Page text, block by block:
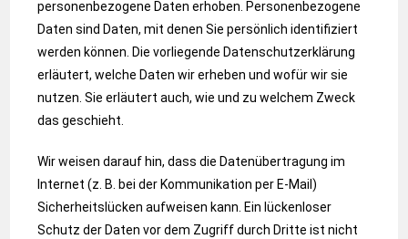
personenbezogene Daten erhoben. Personenbezogene
Daten sind Daten, mit denen Sie persönlich identifiziert
werden können. Die vorliegende Datenschutzerklärung
erläutert, welche Daten wir erheben und wofür wir sie
nutzen. Sie erläutert auch, wie und zu welchem Zweck
das geschieht.
Wir weisen darauf hin, dass die Datenübertragung im
Internet (z. B. bei der Kommunikation per E-Mail)
Sicherheitslücken aufweisen kann. Ein lückenloser
Schutz der Daten vor dem Zugriff durch Dritte ist nicht